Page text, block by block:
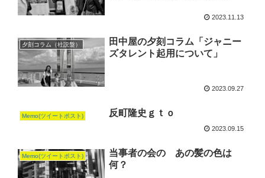
2023.11.13
夕刻コラム（社説盤）
田中屋の夕刻コラム「ジャニー
ズタレント起用について」
2023.09.27
Memo(ツイートポスト) 反町隆史ｇｔｏ
2023.09.15
Memo(ツイートポスト)
当事者の会の あの髪の色は
何？